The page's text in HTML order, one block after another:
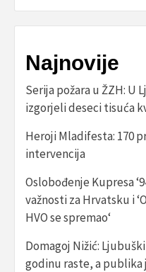
Najnovije
Serija požara u ŽZH: U
izgorjeli deseci tisuća
Heroji Mladifesta: 170
intervencija
Oslobođenje Kupresa
važnosti za Hrvatsku i
HVO se spremao‘
Domagoj Nižić:
godinu raste, a publika